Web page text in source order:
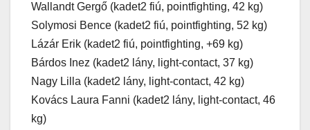
Wallandt Gergő (kadet2 fiú, pointfighting, 42 kg)
Solymosi Bence (kadet2 fiú, pointfighting, 52 kg)
Lázár Erik (kadet2 fiú, pointfighting, +69 kg)
Bárdos Inez (kadet2 lány, light-contact, 37 kg)
Nagy Lilla (kadet2 lány, light-contact, 42 kg)
Kovács Laura Fanni (kadet2 lány, light-contact, 46
kg)